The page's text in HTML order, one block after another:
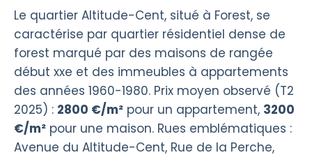
Le quartier Altitude-Cent, situé à Forest, se
caractérise par quartier résidentiel dense de
forest marqué par des maisons de rangée
début xxe et des immeubles à appartements
des années 1960-1980. Prix moyen observé (T2
2025) : 2800 €/m² pour un appartement, 3200
€/m² pour une maison. Rues emblématiques :
Avenue du Altitude-Cent, Rue de la Perche,